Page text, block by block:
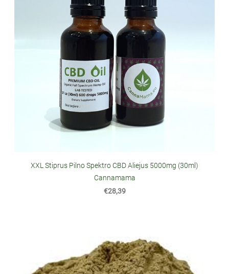
XXL Stiprus Pilno Spektro CBD Aliejus 5000mg (30ml)
Cannamama
€28,39